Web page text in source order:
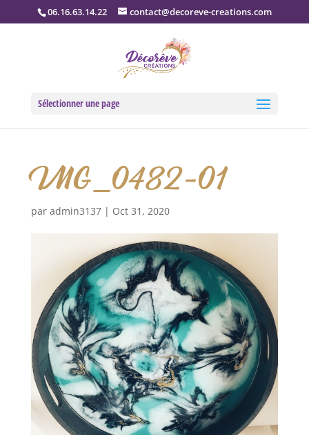
06.16.63.14.22 contact@decoreve-creations.com
Sélectionner une page
IMG_0482-01
par admin3137| Oct 31, 2020